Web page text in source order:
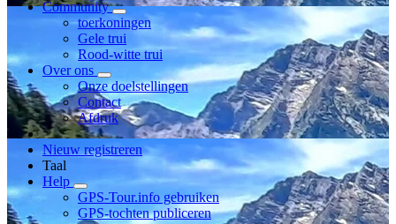
Community
toerkoningen
Gele trui
Rood-witte trui
Over ons
Onze doelstellingen
Contact
Afdruk
Nieuw registreren
Taal
Help
GPS-Tour.info gebruiken
GPS-tochten publiceren